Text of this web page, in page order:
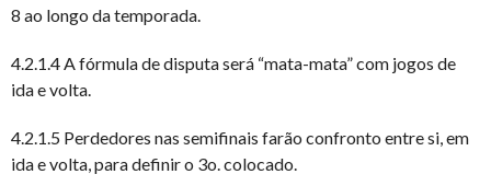
8 ao longo da temporada.
4.2.1.4 A fórmula de disputa será “mata-mata” com jogos de
ida e volta.
4.2.1.5 Perdedores nas semifinais farão confronto entre si, em
ida e volta, para definir o 3o. colocado.